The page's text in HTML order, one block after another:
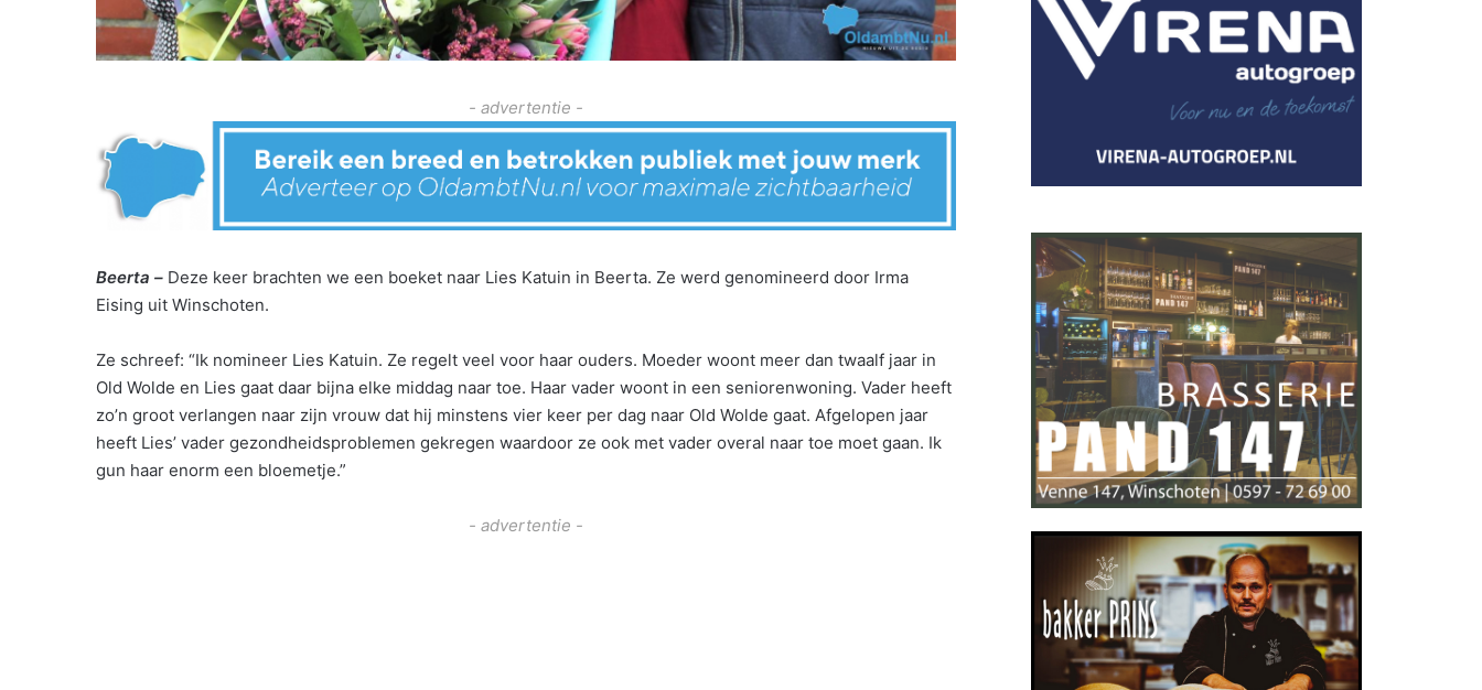
- advertentie -
Beerta – Deze keer brachten we een boeket naar Lies Katuin in Beerta. Ze werd genomineerd door Irma
Eising uit Winschoten.
Ze schreef: “Ik nomineer Lies Katuin. Ze regelt veel voor haar ouders. Moeder woont meer dan twaalf jaar in
Old Wolde en Lies gaat daar bijna elke middag naar toe. Haar vader woont in een seniorenwoning. Vader heeft
zo’n groot verlangen naar zijn vrouw dat hij minstens vier keer per dag naar Old Wolde gaat. Afgelopen jaar
heeft Lies’ vader gezondheidsproblemen gekregen waardoor ze ook met vader overal naar toe moet gaan. Ik
gun haar enorm een bloemetje.”
- advertentie -